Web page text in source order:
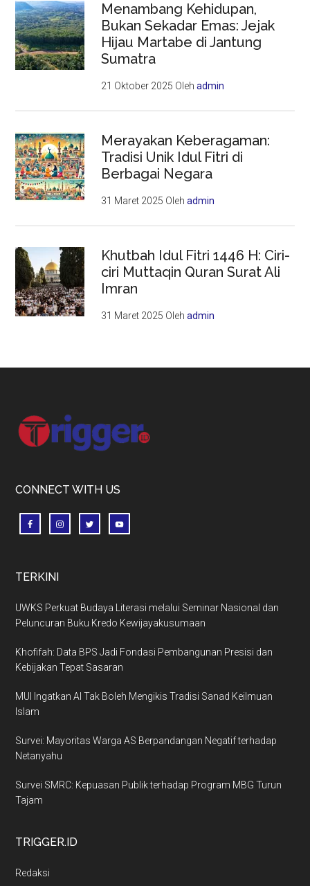
Menambang Kehidupan,
Bukan Sekadar Emas: Jejak
Hijau Martabe di Jantung
Sumatra
21 Oktober 2025 Olehadmin
Merayakan Keberagaman:
Tradisi Unik Idul Fitri di
Berbagai Negara
31 Maret 2025 Olehadmin
Khutbah Idul Fitri 1446 H: Ciri-
ciri Muttaqin Quran Surat Ali
Imran
31 Maret 2025 Olehadmin
Footer
CONNECT WITH US
TERKINI
UWKS Perkuat Budaya Literasi melalui Seminar Nasional dan
Peluncuran Buku Kredo Kewijayakusumaan
Khofifah: Data BPS Jadi Fondasi Pembangunan Presisi dan
Kebijakan Tepat Sasaran
MUI Ingatkan AI Tak Boleh Mengikis Tradisi Sanad Keilmuan
Islam
Survei: Mayoritas Warga AS Berpandangan Negatif terhadap
Netanyahu
Survei SMRC: Kepuasan Publik terhadap Program MBG Turun
Tajam
TRIGGER.ID
Redaksi